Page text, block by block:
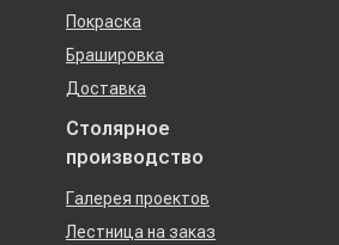
Покраска
Брашировка
Доставка
Столярное
производство
Галерея проектов
Лестница на заказ